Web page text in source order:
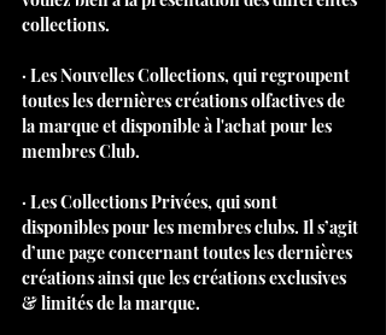
collections.
· Les Nouvelles Collections, qui regroupent
toutes les dernières créations olfactives de
la marque et disponible à l'achat pour les
membres Club.
· Les Collections Privées, qui sont
disponibles pour les membres clubs. Il s’agit
d’une page concernant toutes les dernières
créations ainsi que les créations exclusives
& limités de la marque.